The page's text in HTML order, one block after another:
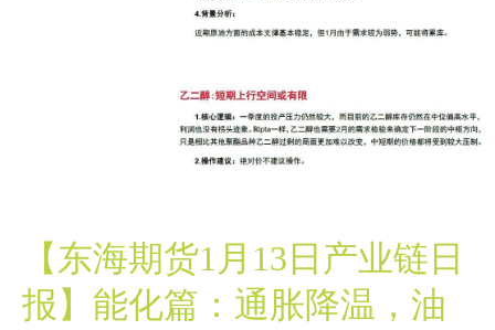
【东海期货1月13日产业链日
报】能化篇：通胀降温，油